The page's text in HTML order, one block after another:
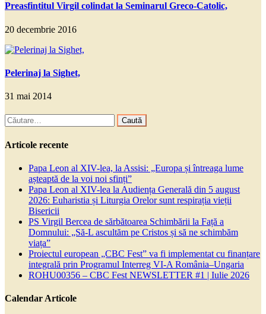
Preasfintitul Virgil colindat la Seminarul Greco-Catolic,
20 decembrie 2016
Pelerinaj la Sighet,
31 mai 2014
Caută
după:
Articole recente
Papa Leon al XIV-lea, la Assisi: „Europa și întreaga lume
așteaptă de la voi noi sfinți”
Papa Leon al XIV-lea la Audiența Generală din 5 august
2026: Euharistia și Liturgia Orelor sunt respirația vieții
Bisericii
PS Virgil Bercea de sărbătoarea Schimbării la Față a
Domnului: „Să-L ascultăm pe Cristos și să ne schimbăm
viața”
Proiectul european „CBC Fest” va fi implementat cu finanțare
integrală prin Programul Interreg VI-A România–Ungaria
ROHU00356 – CBC Fest NEWSLETTER #1 | Iulie 2026
Calendar Articole